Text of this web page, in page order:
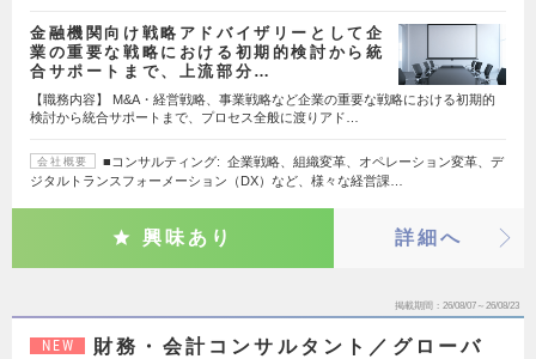
金融機関向け戦略アドバイザリーとして企
業の重要な戦略における初期的検討から統
合サポートまで、上流部分…
【職務内容】 M&A・経営戦略、事業戦略など企業の重要な戦略における初期的
検討から統合サポートまで、プロセス全般に渡りアド…
会社概要
■コンサルティング: 企業戦略、組織変革、オペレーション変革、デ
ジタルトランスフォーメーション（DX）など、様々な経営課…
興味あり 詳細へ
掲載期間 26/08/07～26/08/23
NEW
財務・会計コンサルタント／グローバ